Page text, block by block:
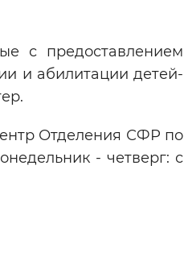
с предоставлением
и абилитации детей-
Отделения СФР по
- четверг: с